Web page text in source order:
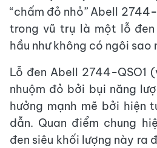
“chấm đỏ nhỏ” Abell
trong vũ trụ là một lỗ đen
hầu như không có ngôi sao
Lỗ đen Abell 2744−QSO1
nhuộm đỏ bởi bụi năng
hưởng mạnh mẽ bởi hiện
dẫn. Quan điểm chung
đen siêu khối lượng này ra